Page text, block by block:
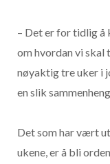
– Det er for tidlig å
om hvordan vi skal
nøyaktig tre uker i
en slik
Det som har vært
ukene, er å bli